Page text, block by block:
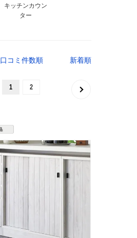
キッチンカウン
ター
口コミ件数順 新着順
1 2